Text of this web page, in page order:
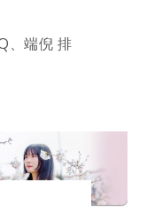
、端倪 排